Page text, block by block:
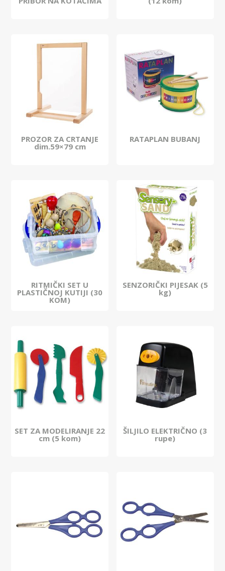
PROZOR ZA CRTANJE
dim.59×79 cm
RATAPLAN BUBANJ
RITMIČKI SET U
PLASTIČNOJ KUTIJI (30
KOM)
SENZORIČKI PIJESAK (5
kg)
SET ZA MODELIRANJE 22
cm (5 kom)
ŠILJILO ELEKTRIČNO (3
rupe)